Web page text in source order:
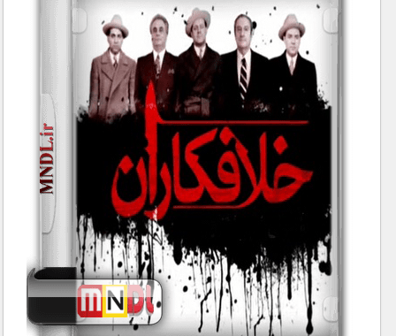
سرگرمی
شناخت کودکان
طبیعت
علم و فناوری
کیهان / نجوم
گردشگری
ماورایی
مسابقات / ورزشی
مستند های اختصاصی